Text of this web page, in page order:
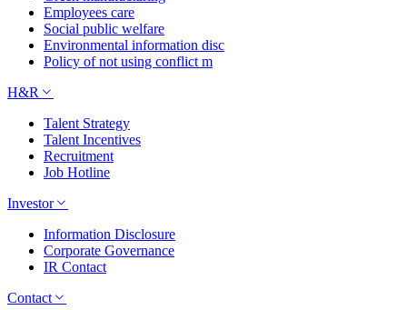
Employees care
Social public welfare
Environmental information disc
Policy of not using conflict m
H&R
Talent Strategy
Talent Incentives
Recruitment
Job Hotline
Investor
Information Disclosure
Corporate Governance
IR Contact
Contact